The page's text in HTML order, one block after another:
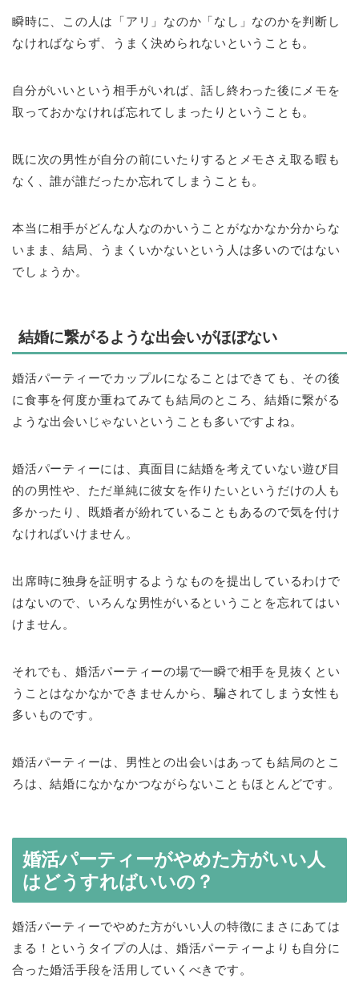
瞬時に、この人は「アリ」なのか「なし」なのかを判断し
なければならず、うまく決められないということも。
自分がいいという相手がいれば、話し終わった後にメモを
取っておかなければ忘れてしまったりということも。
既に次の男性が自分の前にいたりするとメモさえ取る暇も
なく、誰が誰だったか忘れてしまうことも。
本当に相手がどんな人なのかいうことがなかなか分からな
いまま、結局、うまくいかないという人は多いのではない
でしょうか。
結婚に繋がるような出会いがほぼない
婚活パーティーでカップルになることはできても、その後
に食事を何度か重ねてみても結局のところ、結婚に繋がる
ような出会いじゃないということも多いですよね。
婚活パーティーには、真面目に結婚を考えていない遊び目
的の男性や、ただ単純に彼女を作りたいというだけの人も
多かったり、既婚者が紛れていることもあるので気を付け
なければいけません。
出席時に独身を証明するようなものを提出しているわけで
はないので、いろんな男性がいるということを忘れてはい
けません。
それでも、婚活パーティーの場で一瞬で相手を見抜くとい
うことはなかなかできませんから、騙されてしまう女性も
多いものです。
婚活パーティーは、男性との出会いはあっても結局のとこ
ろは、結婚になかなかつながらないこともほとんどです。
婚活パーティーがやめた方がいい人
はどうすればいいの？
婚活パーティーでやめた方がいい人の特徴にまさにあては
まる！というタイプの人は、婚活パーティーよりも自分に
合った婚活手段を活用していくべきです。